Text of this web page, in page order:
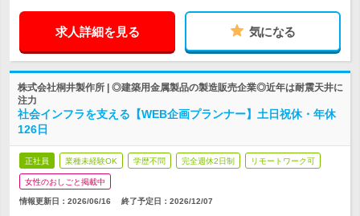
求人詳細を見る 気になる
株式会社桐井製作所 | ◎建築用金属製品の製造販売企業◎近年は耐震天井に
注力
社会インフラを支える【WEB企画プランナー】土日祝休・年休
126日
正社員 業種未経験OK 学歴不問 完全週休2日制 リモートワーク可
女性のおしごと掲載中
情報更新日：2026/06/16 終了予定日： 2026/12/07